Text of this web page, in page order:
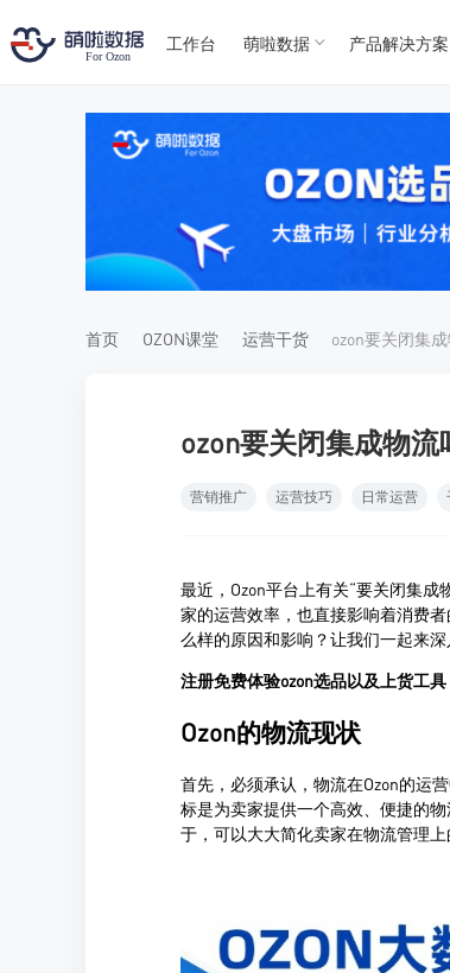
工作台 萌啦数据 产品解决方案
首页 OZON课堂 运营干货 ozon要关闭集
ozon要关闭集成物流
营销推广 运营技巧 日常运营